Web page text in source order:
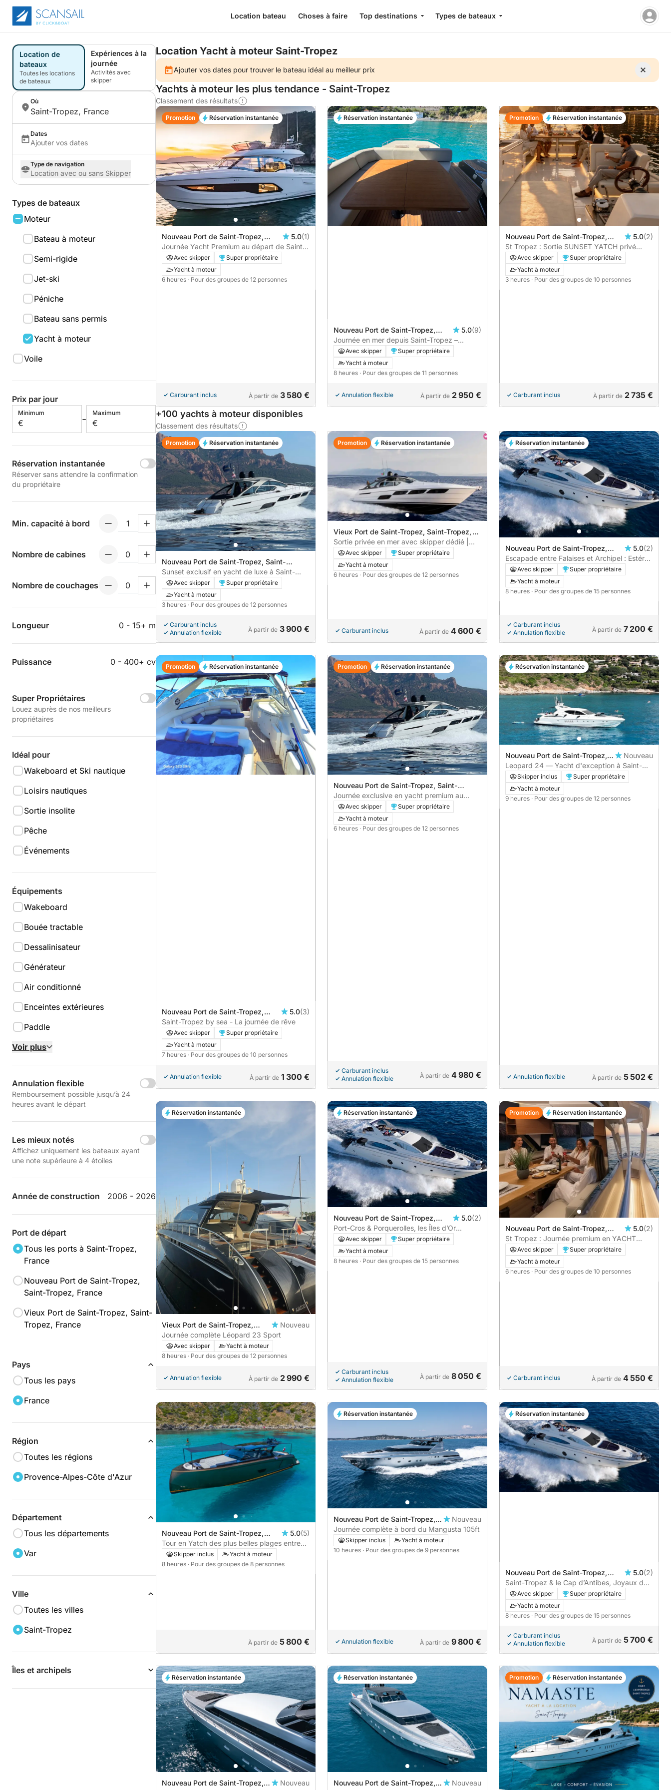
Location bateau Choses à faire Top destinations Types de bateaux
Location de
bateaux
Toutes les locations
de bateaux
Expériences à la
journée
Activités avec
skipper
Où
Saint-Tropez, France
Dates
Ajouter vos dates
Type de navigation
Location avec ou sans Skipper
Types de bateaux
Moteur
Bateau à moteur
Semi-rigide
Jet-ski
Péniche
Bateau sans permis
Yacht à moteur
Voile
Prix par jour
Minimum
€ -
Maximum
€
Réservation instantanée
Réserver sans attendre la confirmation
du propriétaire
Min. capacité à bord
Nombre de cabines
Nombre de couchages
Longueur 0 - 15+ m
Puissance 0 - 400+ cv
Super Propriétaires
Louez auprès de nos meilleurs
propriétaires
Idéal pour
Wakeboard et Ski nautique
Loisirs nautiques
Sortie insolite
Pêche
Événements
Équipements
Wakeboard
Bouée tractable
Dessalinisateur
Générateur
Air conditionné
Enceintes extérieures
Paddle
Voir plus
Annulation flexible
Remboursement possible jusqu’à 24
heures avant le départ
Les mieux notés
Affichez uniquement les bateaux ayant
une note supérieure à 4 étoiles
Année de construction 2006 - 2026
Port de départ
Tous les ports à Saint-Tropez,
France
Nouveau Port de Saint-Tropez,
Saint-Tropez, France
Vieux Port de Saint-Tropez, Saint-
Tropez, France
Pays
Tous les pays
France
Région
Toutes les régions
Provence-Alpes-Côte d'Azur
Département
Tous les départements
Var
Ville
Toutes les villes
Saint-Tropez
Îles et archipels
Location Yacht à moteur Saint-Tropez
Ajouter vos dates pour trouver le bateau idéal au meilleur prix
Yachts à moteur les plus tendance - Saint-Tropez
Classement des résultats
Nouveau Port de Saint-Tropez,
Saint-Tropez, France
5.0(1)
Journée Yacht Premium au départ de Saint-
Tropez
Avec skipper
Super propriétaire
Yacht à moteur
6 heures · Pour des groupes de 12 personnes
Carburant inclus À partir de 3 580 €
Promotion Réservation instantanée
Nouveau Port de Saint-Tropez,
Saint-Tropez, France
5.0(9)
Journée en mer depuis Saint-Tropez –
Navigation & baignades
Avec skipper
Super propriétaire
Yacht à moteur
8 heures · Pour des groupes de 11 personnes
Annulation flexible À partir de 2 950 €
Réservation instantanée
Nouveau Port de Saint-Tropez,
Saint-Tropez, France
5.0(2)
St Tropez : Sortie SUNSET YATCH privé
premium dans l’Estérel avec apéritif, paddle
& snorkeling
Avec skipper
Super propriétaire
Yacht à moteur
3 heures · Pour des groupes de 10 personnes
Carburant inclus À partir de 2 735 €
Promotion Réservation instantanée
+100 yachts à moteur disponibles
Classement des résultats
Nouveau Port de Saint-Tropez, Saint-
Tropez, France
Sunset exclusif en yacht de luxe à Saint-
Tropez | Pershing X5 – ISCHIA
Avec skipper
Super propriétaire
Yacht à moteur
3 heures · Pour des groupes de 12 personnes
Carburant inclus
Annulation flexible
À partir de 3 900 €
Promotion Réservation instantanée
Vieux Port de Saint-Tropez, Saint-Tropez,
France
Sortie privée en mer avec skipper dédié |
Journée yacht premium Pershing 5X – Saint-
Tropez, Pampelonne & Cap Taillat |
Champagne, paddle, snorkeling, scooter
Avec skipper
Super propriétaire
Yacht à moteur
6 heures · Pour des groupes de 12 personnes
Carburant inclus À partir de 4 600 €
Promotion Réservation instantanée
Nouveau Port de Saint-Tropez,
Saint-Tropez, France
5.0(2)
Escapade entre Falaises et Archipel : Estérel,
Théoule & Îles de Lérins
Avec skipper
Super propriétaire
Yacht à moteur
8 heures · Pour des groupes de 15 personnes
Carburant inclus
Annulation flexible
À partir de 7 200 €
Réservation instantanée
Nouveau Port de Saint-Tropez,
Saint-Tropez, France
5.0(3)
Saint-Tropez by sea - La journée de rêve
Avec skipper
Super propriétaire
Yacht à moteur
7 heures · Pour des groupes de 10 personnes
Annulation flexible À partir de 1 300 €
Promotion Réservation instantanée
Nouveau Port de Saint-Tropez, Saint-
Tropez, France
Journée exclusive en yacht premium au
départ de Saint-Tropez | ALL INCLUSIVE
Avec skipper
Super propriétaire
Yacht à moteur
6 heures · Pour des groupes de 12 personnes
Carburant inclus
Annulation flexible
À partir de 4 980 €
Promotion Réservation instantanée
Nouveau Port de Saint-Tropez,
Saint-Tropez, France
Nouveau
Leopard 24 — Yacht d'exception à Saint-
Tropez
Skipper inclus
Super propriétaire
Yacht à moteur
9 heures · Pour des groupes de 12 personnes
Annulation flexible À partir de 5 502 €
Réservation instantanée
Vieux Port de Saint-Tropez,
Saint-Tropez, France
Nouveau
Journée complète Léopard 23 Sport
Avec skipper
Yacht à moteur
8 heures · Pour des groupes de 12 personnes
Annulation flexible À partir de 2 990 €
Réservation instantanée
Nouveau Port de Saint-Tropez,
Saint-Tropez, France
5.0(2)
Port-Cros & Porquerolles, les Îles d’Or
Sauvages depuis Saint-Tropez
Avec skipper
Super propriétaire
Yacht à moteur
8 heures · Pour des groupes de 15 personnes
Carburant inclus
Annulation flexible
À partir de 8 050 €
Réservation instantanée
Nouveau Port de Saint-Tropez,
Saint-Tropez, France
5.0(2)
St Tropez : Journée premium en YACHT
privé – Tout inclus avec brunch & activités
nautiques
Avec skipper
Super propriétaire
Yacht à moteur
6 heures · Pour des groupes de 10 personnes
Carburant inclus À partir de 4 550 €
Promotion Réservation instantanée
Nouveau Port de Saint-Tropez,
Saint-Tropez, France
5.0(5)
Tour en Yatch des plus belles plages entre
Saint-Tropez et Monaco
Skipper inclus
Yacht à moteur
8 heures · Pour des groupes de 8 personnes
À partir de 5 800 €
Nouveau Port de Saint-Tropez,
Saint-Tropez, France
Nouveau
Journée complète à bord du Mangusta 105ft
Skipper inclus
Yacht à moteur
10 heures · Pour des groupes de 9 personnes
Annulation flexible À partir de 9 800 €
Réservation instantanée
Nouveau Port de Saint-Tropez,
Saint-Tropez, France
5.0(2)
Saint-Tropez & le Cap d’Antibes, Joyaux de
la Riviera Française
Avec skipper
Super propriétaire
Yacht à moteur
8 heures · Pour des groupes de 15 personnes
Carburant inclus
Annulation flexible
À partir de 5 700 €
Réservation instantanée
Nouveau Port de Saint-Tropez,
Nouveau
Réservation instantanée
Nouveau Port de Saint-Tropez,
Nouveau
Réservation instantanée Promotion Réservation instantanée